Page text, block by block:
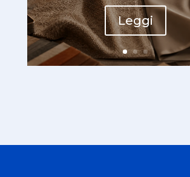
Leggi